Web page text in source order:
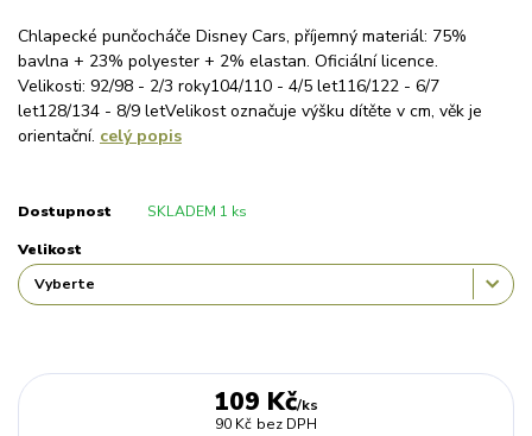
Chlapecké punčocháče Disney Cars, příjemný materiál: 75%
bavlna + 23% polyester + 2% elastan. Oficiální licence.
Velikosti: 92/98 - 2/3 roky104/110 - 4/5 let116/122 - 6/7
let128/134 - 8/9 letVelikost označuje výšku dítěte v cm, věk je
orientační. celý popis
Dostupnost SKLADEM 1 ks
Velikost
109 Kč/ks
90 Kč bez DPH